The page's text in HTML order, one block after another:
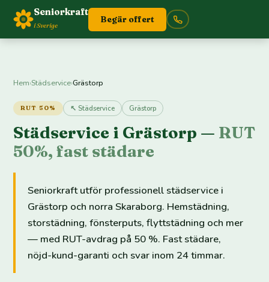
Seniorkraft
i Sverige
Begär offert
Hem›Städservice›Grästorp
RUT 50% ↖ Städservice Grästorp
Städservice i Grästorp — RUT
50%, fast städare
Seniorkraft utför professionell städservice i
Grästorp och norra Skaraborg. Hemstädning,
storstädning, fönsterputs, flyttstädning och mer
— med RUT-avdrag på 50 %. Fast städare,
nöjd-kund-garanti och svar inom 24 timmar.